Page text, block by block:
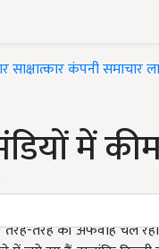
साक्षात्कारकंपनी समाचार
में
तरह की अफवाहें चल